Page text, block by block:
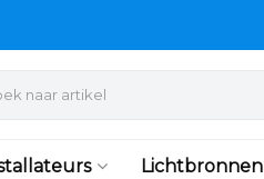
Lichtbronnen